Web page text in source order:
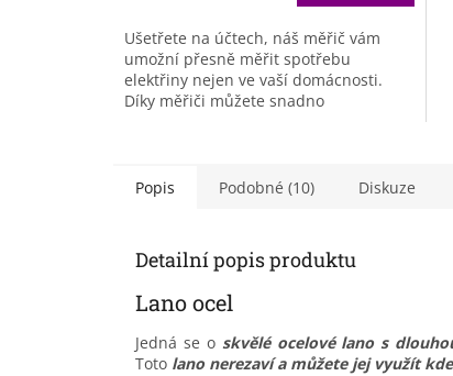
Ušetřete na účtech, náš měřič vám
umožní přesně měřit spotřebu
elektřiny nejen ve vaší domácnosti.
Díky měřiči můžete snadno
Popis Podobné (10) Diskuze
Detailní popis produktu
Lano ocel
Jedná se o skvělé ocelové lano s
Toto lano nerezaví a můžete jej využít